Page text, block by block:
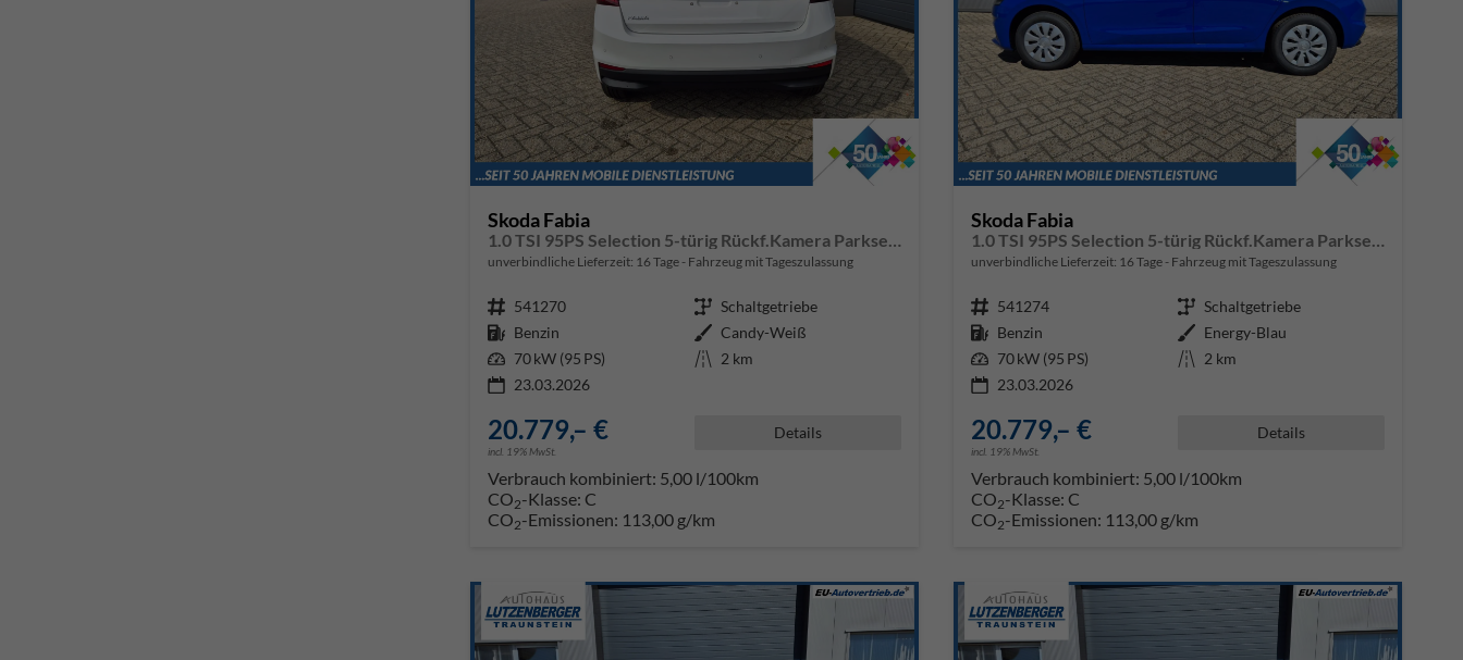
Skoda Fabia
1.0 TSI 95PS Selection 5-türig Rückf.Kamera Parksensoren Sitzheizung Multifunktionslenkrad Klima Skoda-Radio Bluetooth Touchscreen Tempomat Nebelsch. Apple CarPlay + Android Auto
unverbindliche Lieferzeit: 16 Tage Fahrzeug mit Tageszulassung
Fahrzeugnr. 541270 Getriebe Schaltgetriebe
Kraftstoff Benzin Außenfarbe Candy-Weiß
Leistung 70 kW (95 PS) Kilometerstand 2 km
23.03.2026
20.779,– €
incl. 19% MwSt.
Details
Verbrauch kombiniert: 5,00 l/100km
CO2-Klasse: C
CO2-Emissionen: 113,00 g/km
Skoda Fabia
1.0 TSI 95PS Selection 5-türig Rückf.Kamera Parksensoren Sitzheizung Multifunktionslenkrad Klima Skoda-Radio Bluetooth Touchscreen Tempomat Nebelsch. Apple CarPlay + Android Auto
unverbindliche Lieferzeit: 16 Tage Fahrzeug mit Tageszulassung
Fahrzeugnr. 541274 Getriebe Schaltgetriebe
Kraftstoff Benzin Außenfarbe Energy-Blau
Leistung 70 kW (95 PS) Kilometerstand 2 km
23.03.2026
20.779,– €
incl. 19% MwSt.
Details
Verbrauch kombiniert: 5,00 l/100km
CO2-Klasse: C
CO2-Emissionen: 113,00 g/km